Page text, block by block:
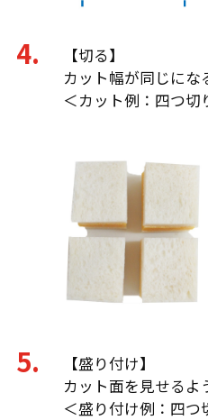
【切る】
カット幅が同じにな
＜カット例：四つ切
【盛り付け】
カット面を見せるよ
＜盛り付け例：四つ